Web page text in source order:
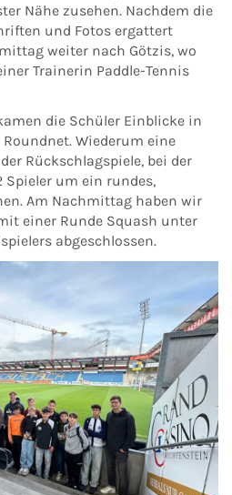
Nähe zusehen. Nachdem die
und Fotos ergattert
weiter nach Götzis, wo
Trainerin Paddle-Tennis
die Schüler Einblicke in
Wiederum eine
Rückschlagspiele, bei der
Spieler um ein rundes,
Am Nachmittag haben wir
einer Runde Squash unter
abgeschlossen.